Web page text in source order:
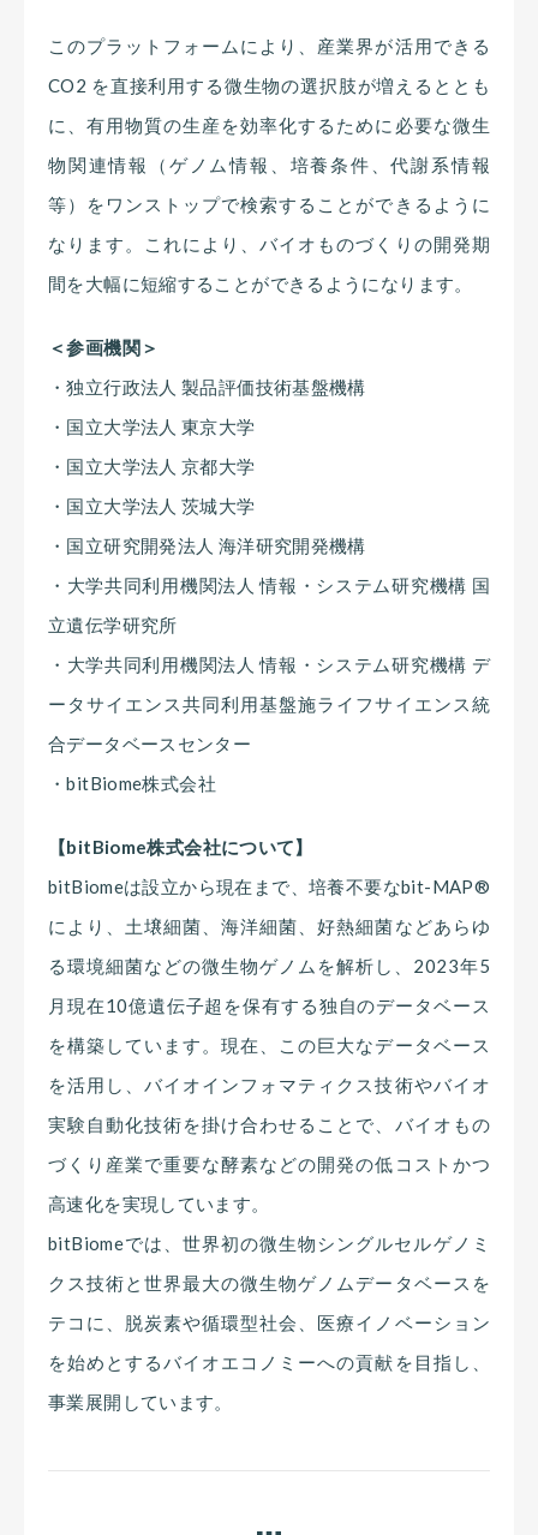
このプラットフォームにより、産業界が活用できる
CO2 を直接利用する微生物の選択肢が増えるととも
に、有用物質の生産を効率化するために必要な微生
物関連情報（ゲノム情報、培養条件、代謝系情報
等）をワンストップで検索することができるように
なります。これにより、バイオものづくりの開発期
間を大幅に短縮することができるようになります。
＜参画機関＞
・独立行政法人 製品評価技術基盤機構
・国立大学法人 東京大学
・国立大学法人 京都大学
・国立大学法人 茨城大学
・国立研究開発法人 海洋研究開発機構
・大学共同利用機関法人 情報・システム研究機構 国
立遺伝学研究所
・大学共同利用機関法人 情報・システム研究機構 デ
ータサイエンス共同利用基盤施ライフサイエンス統
合データベースセンター
・bitBiome株式会社
【bitBiome株式会社について】
bitBiomeは設立から現在まで、培養不要なbit-MAP®
により、土壌細菌、海洋細菌、好熱細菌などあらゆ
る環境細菌などの微生物ゲノムを解析し、2023年5
月現在10億遺伝子超を保有する独自のデータベース
を構築しています。現在、この巨大なデータベース
を活用し、バイオインフォマティクス技術やバイオ
実験自動化技術を掛け合わせることで、バイオもの
づくり産業で重要な酵素などの開発の低コストかつ
高速化を実現しています。
bitBiomeでは、世界初の微生物シングルセルゲノミ
クス技術と世界最大の微生物ゲノムデータベースを
テコに、脱炭素や循環型社会、医療イノベーション
を始めとするバイオエコノミーへの貢献を目指し、
事業展開しています。